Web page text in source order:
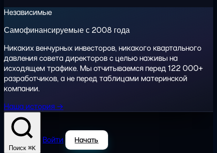
Независимые
Самофинансируемые с 2008 года
Никаких венчурных инвесторов, никакого квартального
давления совета директоров с целью наживы на
исходящем трафике. Мы отчитываемся перед 122 000+
разработчиков, а не перед таблицами материнской
компании.
Наша история →
Поиск ⌘K
Войти Начать